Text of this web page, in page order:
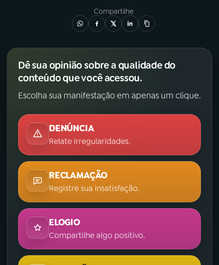
Compartilhe
Dê sua opinião sobre a qualidade do
conteúdo que você acessou.
Escolha sua manifestação em apenas um clique.
DENÚNCIA
Relate irregularidades.
RECLAMAÇÃO
Registre sua insatisfação.
ELOGIO
Compartilhe algo positivo.